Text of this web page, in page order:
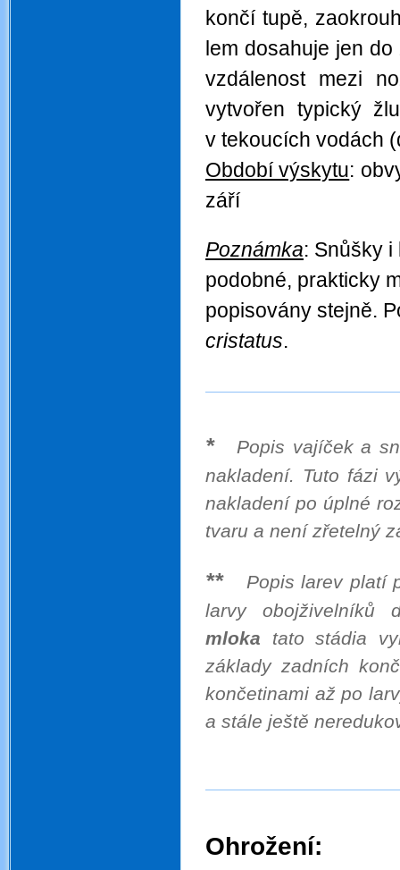
končí tupě,
lem dosahuje jen
vzdálenost mezi
vytvořen typický
v tekoucích vodách
Období výskytu:
září
Poznámka: Snůšky
podobné, prakticky
popisovány stejně.
cristatus.
*
Popis vajíček a
nakladení. Tuto fázi
nakladení po úplné
tvaru a není zřetelný
** Popis larev platí
larvy obojživelníků
mloka tato stádia
základy zadních
končetinami až po
a stále ještě
Ohrožení: